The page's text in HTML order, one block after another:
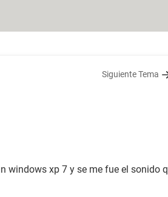
Siguiente Tema
windows xp 7 y se me fue el sonido q